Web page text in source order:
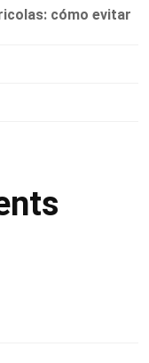
cómo evitar